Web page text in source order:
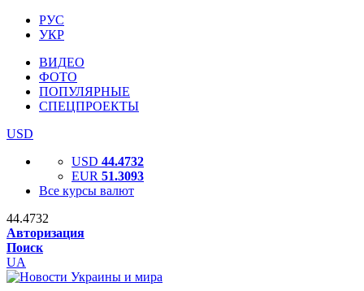
РУС
УКР
ВИДЕО
ФОТО
ПОПУЛЯРНЫЕ
СПЕЦПРОЕКТЫ
USD
USD 44.4732
EUR 51.3093
Все курсы валют
44.4732
Авторизация
Поиск
UA